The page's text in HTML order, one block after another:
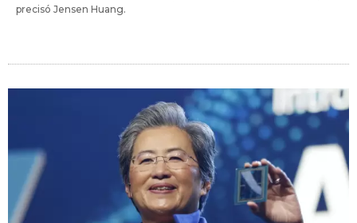
precisó Jensen Huang.